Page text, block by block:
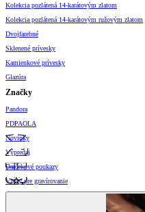
Kolekcia pozlátená 14-karátovým zlatom
Kolekcia pozlátená 14-karátovým ružovým zlatom
Dvojfarebné
Sklenené prívesky
Kamienkové prívesky
Glazúra
Značky
Pandora
PDPAOLA
Novinky
Výpredaj
Darčekové poukazy
Vzory pre gravírovanie